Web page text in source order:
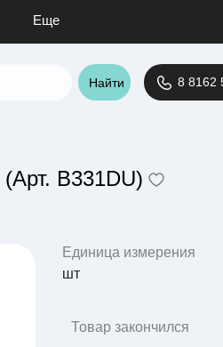
Еще
Найти 8 8162
B331DU)
Единица измерения
шт
Товар закончился